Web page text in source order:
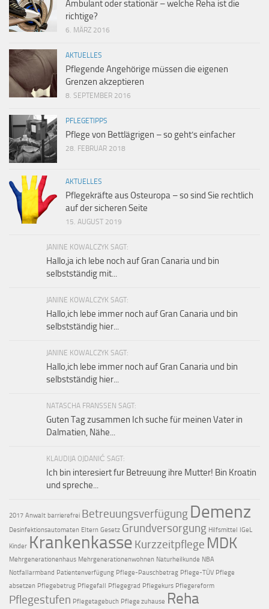
Ambulant oder stationär – welche Reha ist die
richtige?
6. MÄRZ 2016
AKTUELLES
Pflegende Angehörige müssen die eigenen
Grenzen akzeptieren
8. SEPTEMBER 2016
PFLEGETIPPS
Pflege von Bettlägrigen – so geht’s einfacher
28. FEBRUAR 2018
AKTUELLES
Pflegekräfte aus Osteuropa – so sind Sie rechtlich
auf der sicheren Seite
15. AUGUST 2019
JANINE KOWALCZYK SAGT:
Hallo,ja ich lebe noch auf Gran Canaria und bin
selbstständig mit...
JANINE KOWALCZYK SAGT:
Hallo,ich lebe immer noch auf Gran Canaria und bin
selbstständig hier...
JANINE KOWALCZYK SAGT:
Hallo,ich lebe immer noch auf Gran Canaria und bin
selbstständig hier...
NATASCHA FRANSSEN SAGT:
Guten Tag zusammen Ich suche für meinen Vater in
Dalmatien, Nähe...
KLAUDIJA OJDANIĆ SAGT:
Ich bin interesiert fur Betreuung ihre Mutter! Bin Kroatin
und spreche...
2017 Anwalt barrierefrei Betreuungsverfügung Demenz
Desinfektionsautomaten Eltern Gesetz Grundversorgung Hilfsmittel IGeL
Kinder Krankenkasse Kurzzeitpflege MDK
Mehrgenerationenhaus Mehrgenerationenwohnen Naturheilkunde NBA
Notfallarmband Patientenverfügung Pflege-Pauschbetrag Pflege-TÜV Pflege
absetzen Pflegebetrug Pflegefall Pflegegrad Pflegekurs Pflegereform
Pflegestufen Pflegetagebuch Pflege zuhause Reha